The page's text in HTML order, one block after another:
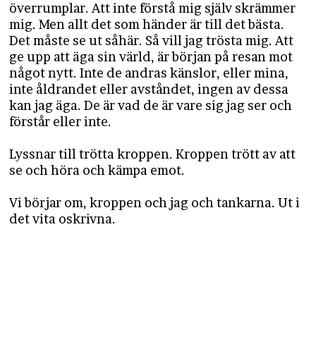
överrumplar. Att inte förstå mig själv skrämmer
mig. Men allt det som händer är till det bästa.
Det måste se ut såhär. Så vill jag trösta mig. Att
ge upp att äga sin värld, är början på resan mot
något nytt. Inte de andras känslor, eller mina,
inte åldrandet eller avståndet, ingen av dessa
kan jag äga. De är vad de är vare sig jag ser och
förstår eller inte.
Lyssnar till trötta kroppen. Kroppen trött av att
se och höra och kämpa emot.
Vi börjar om, kroppen och jag och tankarna. Ut i
det vita oskrivna.